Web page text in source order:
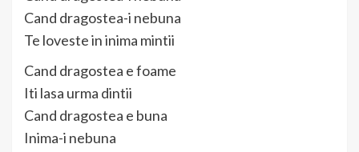
Cand dragostea-i nebuna
Te loveste in inima mintii
Cand dragostea e foame
Iti lasa urma dintii
Cand dragostea e buna
Inima-i nebuna